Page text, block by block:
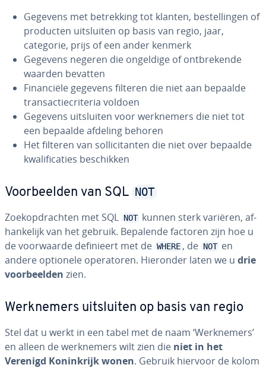
Gegevens met be­trek­king tot klanten, be­stel­lin­gen of
producten uit­slui­ten op basis van regio, jaar,
categorie, prijs of een ander kenmerk
Gegevens negeren die ongeldige of ont­bre­ken­de
waarden bevatten
Fi­nan­ci­ë­le gegevens filteren die niet aan bepaalde
trans­ac­tie­cri­te­ria voldoen
Gegevens uit­slui­ten voor werk­ne­mers die niet tot
een bepaalde afdeling behoren
Het filteren van sol­li­ci­tan­ten die niet over bepaalde
kwa­li­fi­ca­ties be­schik­ken
Voor­beel­den van SQL NOT
Zoek­op­drach­ten met SQL NOT kunnen sterk variëren, af­
han­ke­lijk van het gebruik. Bepalende factoren zijn hoe u
de voor­waar­de de­fi­ni­eert met de WHERE , de NOT en
andere optionele ope­ra­to­ren. Hieronder laten we u drie
voor­beel­den zien.
Werk­ne­mers uit­slui­ten op basis van regio
Stel dat u werkt in een tabel met de naam ‘Werk­ne­mers’
en alleen de werk­ne­mers wilt zien die niet in het
Verenigd Ko­nink­rijk wonen. Gebruik hiervoor de kolom